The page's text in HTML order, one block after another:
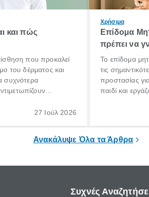
και πώς
που προκαλεί
του δέρματος και
συχνότερα
τι είναι»,
27 Ιούλ 2026
Χρήσιμα
Επίδομα
πρέπει να
Το επίδομα
τις
προστασίας
παιδί και
σημαντική
Ανακάλυψε Όλα τα Άρθρα
Συχνές